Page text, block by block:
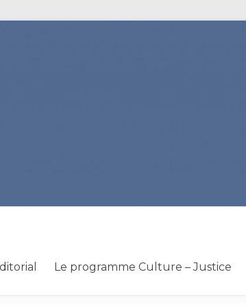
Le programme Culture – Justice